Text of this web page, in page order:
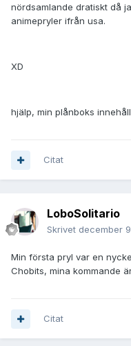
nördsamlande dratiskt då
animepryler ifrån usa.
XD
hjälp, min plånboks
Citat
LoboSolitario
Skrivet december
Min första pryl var en
Chobits, mina kommande
Citat